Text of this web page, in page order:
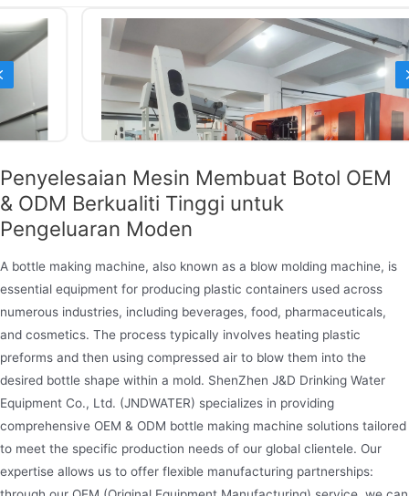
Mesin Meniup PET
Mesin peniup PET Jndwater sesuai untuk
menghasilkan bekas plastik PET 0.2-2 liter dan
botol pelbagai bentuk. Digunakan secara meluas
dalam pengeluaran botol kosmetik, botol ubat,
botol semburan
Previous
Penyelesaian Mesin Membuat Botol OEM
& ODM Berkualiti Tinggi untuk
Pengeluaran Moden
A bottle making machine, also known as a blow molding machine, is
essential equipment for producing plastic containers used across
numerous industries, including beverages, food, pharmaceuticals,
and cosmetics. The process typically involves heating plastic
preforms and then using compressed air to blow them into the
desired bottle shape within a mold. ShenZhen J&D Drinking Water
Equipment Co., Ltd. (JNDWATER) specializes in providing
comprehensive OEM & ODM bottle making machine solutions tailored
to meet the specific production needs of our global clientele. Our
expertise allows us to offer flexible manufacturing partnerships: